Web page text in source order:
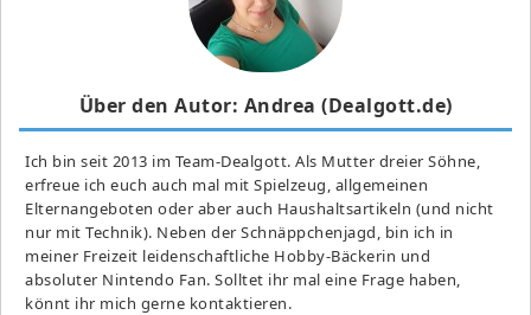
Über den Autor: Andrea (Dealgott.de)
Ich bin seit 2013 im Team-Dealgott. Als Mutter dreier Söhne,
erfreue ich euch auch mal mit Spielzeug, allgemeinen
Elternangeboten oder aber auch Haushaltsartikeln (und nicht
nur mit Technik). Neben der Schnäppchenjagd, bin ich in
meiner Freizeit leidenschaftliche Hobby-Bäckerin und
absoluter Nintendo Fan. Solltet ihr mal eine Frage haben,
könnt ihr mich gerne kontaktieren.